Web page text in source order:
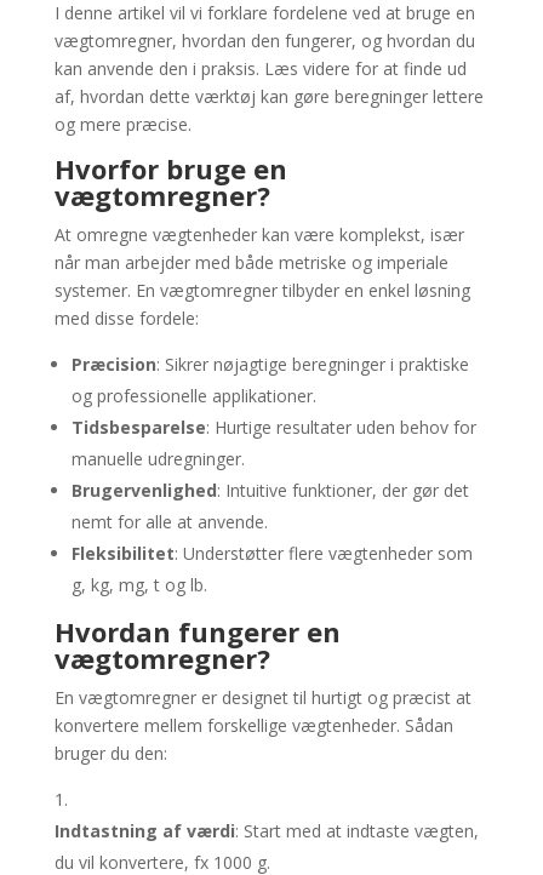
I denne artikel vil vi forklare fordelene ved at bruge en
vægtomregner, hvordan den fungerer, og hvordan du
kan anvende den i praksis. Læs videre for at finde ud
af, hvordan dette værktøj kan gøre beregninger lettere
og mere præcise.
Hvorfor bruge en
vægtomregner?
At omregne vægtenheder kan være komplekst, især
når man arbejder med både metriske og imperiale
systemer. En vægtomregner tilbyder en enkel løsning
med disse fordele:
Præcision: Sikrer nøjagtige beregninger i praktiske
og professionelle applikationer.
Tidsbesparelse: Hurtige resultater uden behov for
manuelle udregninger.
Brugervenlighed: Intuitive funktioner, der gør det
nemt for alle at anvende.
Fleksibilitet: Understøtter flere vægtenheder som
g, kg, mg, t og lb.
Hvordan fungerer en
vægtomregner?
En vægtomregner er designet til hurtigt og præcist at
konvertere mellem forskellige vægtenheder. Sådan
bruger du den:
Indtastning af værdi: Start med at indtaste vægten,
du vil konvertere, fx 1000 g.